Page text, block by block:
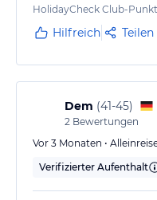
Eier waren oder
sehr schnell kalt.
wollte.
Die Poolanlage war
sowie…
HolidayCheck Club-
Hilfreich Teilen
Dem (41-45)
2 Bewertungen
Vor 3 Monaten •
Verifizierter Aufenthalt